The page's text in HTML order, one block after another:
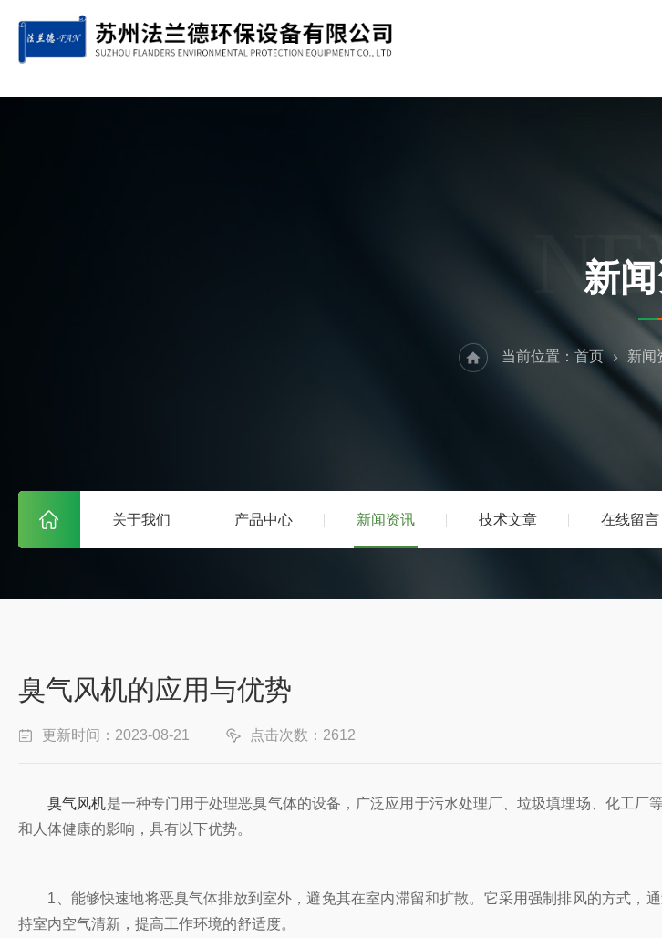
关于我们 产品中心 新闻资讯 技术文章 在线留言
新
当前位置： 首页 新闻
臭气风机的应用与优势
更新时间：2023-08-21 点击次数：2612
臭气风机是一种专门用于处理恶臭气体的设备，广泛应用于污水处理厂、垃圾填埋场、化工
和人体健康的影响，具有以下优势。
1、能够快速地将恶臭气体排放到室外，避免其在室内滞留和扩散。它采用强制排风的方式，
持室内空气清新，提高工作环境的舒适度。